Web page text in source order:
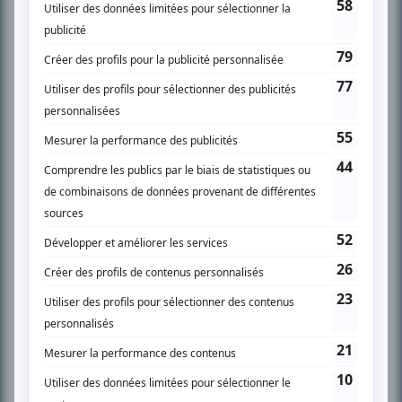
SUR LE RÉSEAU BIZZ MÉDIA
Accueil
Liste des oeuvres
Liste des comédiens
Recherche avancée
À propos
Nous contacter
Termes et conditions
Politique de confidentialité